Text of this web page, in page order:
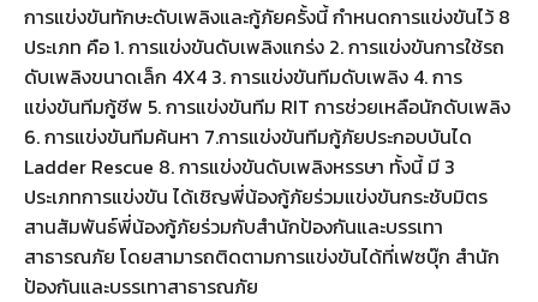
การแข่งขันทักษะดับเพลิงและกู้ภัยครั้งนี้ กำหนดการแข่งขันไว้ 8
ประเภท คือ 1. การแข่งขันดับเพลิงแกร่ง 2. การแข่งขันการใช้รถ
ดับเพลิงขนาดเล็ก 4X4 3. การแข่งขันทีมดับเพลิง 4. การ
แข่งขันทีมกู้ชีพ 5. การแข่งขันทีม RIT การช่วยเหลือนักดับเพลิง
6. การแข่งขันทีมค้นหา 7.การแข่งขันทีมกู้ภัยประกอบบันได
Ladder Rescue 8. การแข่งขันดับเพลิงหรรษา ทั้งนี้ มี 3
ประเภทการแข่งขัน ได้เชิญพี่น้องกู้ภัยร่วมแข่งขันกระชับมิตร
สานสัมพันธ์พี่น้องกู้ภัยร่วมกับสำนักป้องกันและบรรเทา
สาธารณภัย โดยสามารถติดตามการแข่งขันได้ที่เฟซบุ๊ก สำนัก
ป้องกันและบรรเทาสาธารณภัย